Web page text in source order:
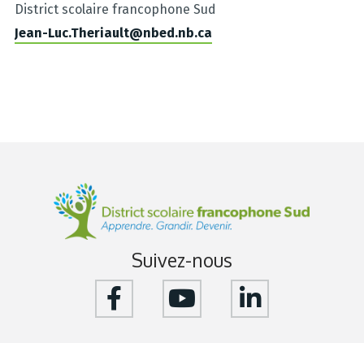
District scolaire francophone Sud
Jean-Luc.Theriault@nbed.nb.ca
Suivez-nous